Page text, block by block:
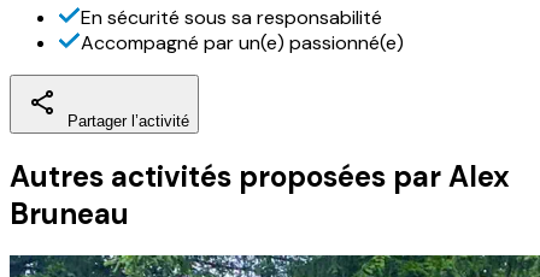
En sécurité sous sa responsabilité
Accompagné par un(e) passionné(e)
Partager l’activité
Autres activités proposées parAlex
Bruneau